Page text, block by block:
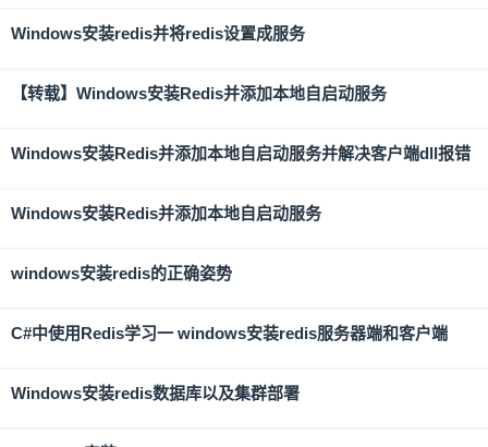
Windows安装redis并将redis设置成服务
【转载】Windows安装Redis并添加本地自启动服务
Windows安装Redis并添加本地自启动服务并解决客户端dll报错
Windows安装Redis并添加本地自启动服务
windows安装redis的正确姿势
C#中使用Redis学习一 windows安装redis服务器端和客户端
Windows安装redis数据库以及集群部署